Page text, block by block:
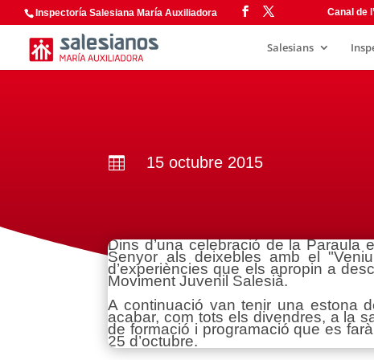
Inspectoría Salesiana María Auxiliadora Canal de
Salesians
 15 octubre 2015
Dins d’una celebració de la Paraula
Senyor als deixebles amb el
d’experiències que els apropin a
Moviment Juvenil Salesià.
A continuació van tenir una estona
acabar, com tots els divendres, a la
de formació i programació que es
25 d’octubre.